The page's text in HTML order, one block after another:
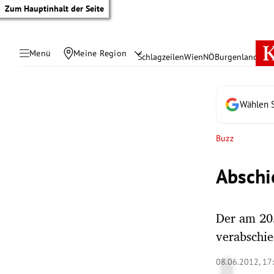
Zum Hauptinhalt der Seite
Menü Meine Region SchlagzeilenWienNÖBurgenland
Wählen
Buzz
Der am
08.06.2012,